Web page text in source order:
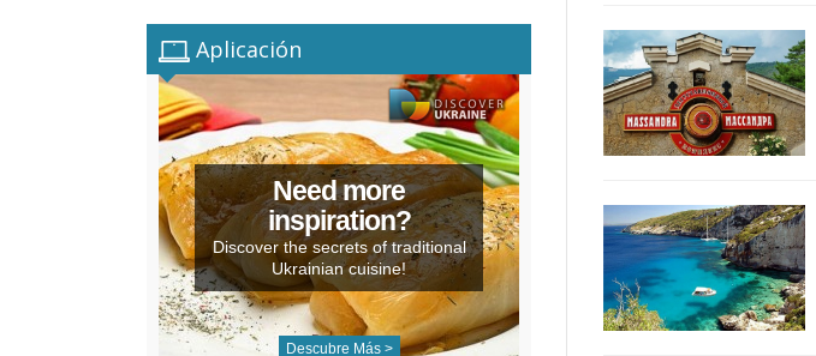
Aplicación
Need more
inspiration?
Discover the secrets of traditional
Ukrainian cuisine!
Descubre Más >